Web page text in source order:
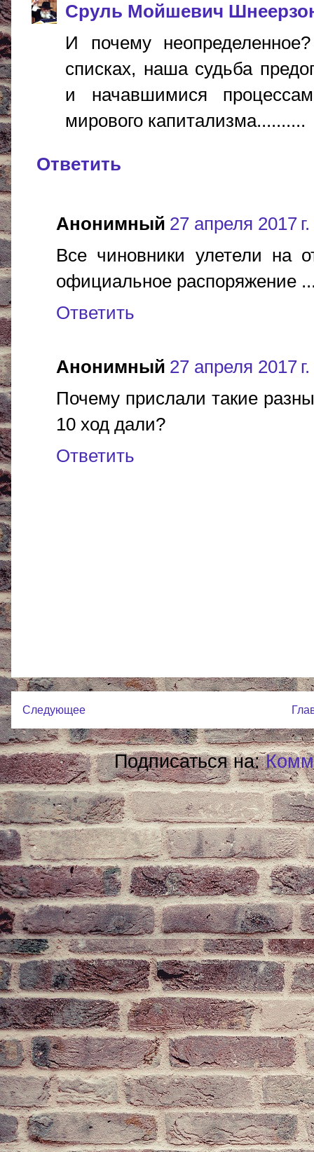
Сруль Мойшевич
И почему
списках, наша судьба
и начавшимися
мирового капитализма..........
Ответить
Анонимный 27 апреля 2017
Все чиновники улетели на
официальное распоряжение
Ответить
Анонимный 27 апреля 2017
Почему прислали такие
10 ход дали?
Ответить
Следующее
Подписаться на: